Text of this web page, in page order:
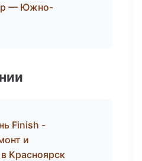
— Южно-
Finish -
и
Красноярск